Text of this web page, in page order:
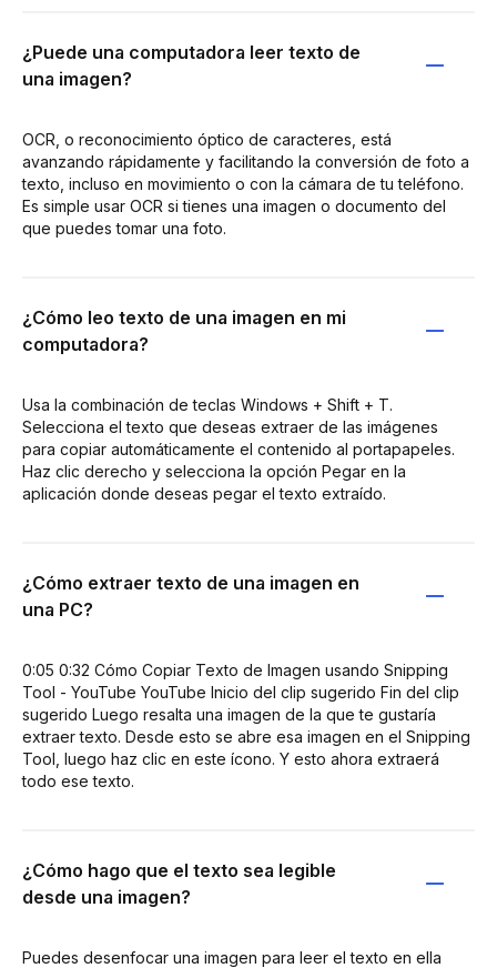
¿Puede una computadora leer texto de
una imagen?
OCR, o reconocimiento óptico de caracteres, está
avanzando rápidamente y facilitando la conversión de foto a
texto, incluso en movimiento o con la cámara de tu teléfono.
Es simple usar OCR si tienes una imagen o documento del
que puedes tomar una foto.
¿Cómo leo texto de una imagen en mi
computadora?
Usa la combinación de teclas Windows + Shift + T.
Selecciona el texto que deseas extraer de las imágenes
para copiar automáticamente el contenido al portapapeles.
Haz clic derecho y selecciona la opción Pegar en la
aplicación donde deseas pegar el texto extraído.
¿Cómo extraer texto de una imagen en
una PC?
0:05 0:32 Cómo Copiar Texto de Imagen usando Snipping
Tool - YouTube YouTube Inicio del clip sugerido Fin del clip
sugerido Luego resalta una imagen de la que te gustaría
extraer texto. Desde esto se abre esa imagen en el Snipping
Tool, luego haz clic en este ícono. Y esto ahora extraerá
todo ese texto.
¿Cómo hago que el texto sea legible
desde una imagen?
Puedes desenfocar una imagen para leer el texto en ella